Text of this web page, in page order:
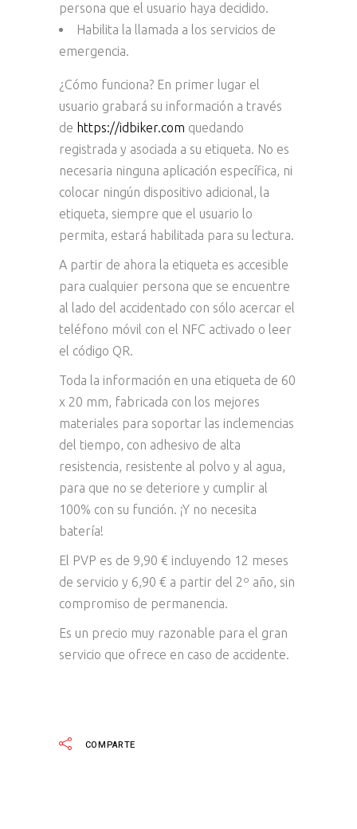
persona que el usuario haya decidido.
Habilita la llamada a los servicios de
emergencia.
¿Cómo funciona? En primer lugar el
usuario grabará su información a través
de https://idbiker.com quedando
registrada y asociada a su etiqueta. No es
necesaria ninguna aplicación específica, ni
colocar ningún dispositivo adicional, la
etiqueta, siempre que el usuario lo
permita, estará habilitada para su lectura.
A partir de ahora la etiqueta es accesible
para cualquier persona que se encuentre
al lado del accidentado con sólo acercar el
teléfono móvil con el NFC activado o leer
el código QR.
Toda la información en una etiqueta de 60
x 20 mm, fabricada con los mejores
materiales para soportar las inclemencias
del tiempo, con adhesivo de alta
resistencia, resistente al polvo y al agua,
para que no se deteriore y cumplir al
100% con su función. ¡Y no necesita
batería!
El PVP es de 9,90 € incluyendo 12 meses
de servicio y 6,90 € a partir del 2º año, sin
compromiso de permanencia.
Es un precio muy razonable para el gran
servicio que ofrece en caso de accidente.
COMPARTE